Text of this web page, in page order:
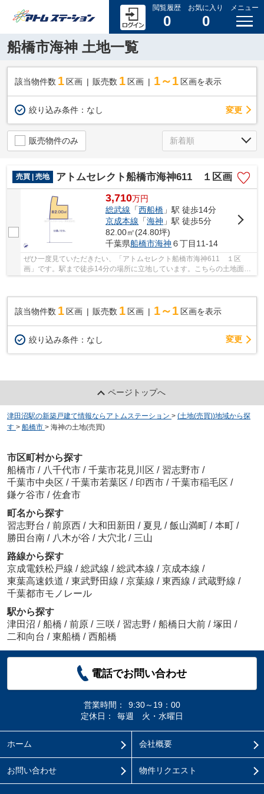
閲覧履歴
0
お気に入り
0
メニュー
船橋市海神 土地一覧
該当物件数 1 区画 販売数 1 区画 1～1 区画を表示
絞り込み条件： なし 変更
販売物件のみ
売買 | 売地 アトムセレクト船橋市海神611 １区画
3,710万円
総武線 「西船橋 」駅 徒歩14分
京成本線 「海神 」駅 徒歩5分
82.00㎡(24.80坪)
千葉県船橋市海神 ６丁目11-14
ぜひ一度見ていただきたい、「アトムセレクト船橋市海神611 １区
画」です。駅まで徒歩14分の場所に立地しています。こちらの土地面積
該当物件数 1 区画 販売数 1 区画 1～1 区画を表示
絞り込み条件： なし 変更
ページトップへ
津田沼駅の新築戸建て情報ならアトムステーション > (土地(売買))地域から探
す > 船橋市 > 海神の土地(売買)
市区町村から探す
船橋市 / 八千代市 / 千葉市花見川区 / 習志野市 /
千葉市中央区 / 千葉市若葉区 / 印西市 / 千葉市稲毛区 /
鎌ケ谷市 / 佐倉市
町名から探す
習志野台 / 前原西 / 大和田新田 / 夏見 / 飯山満町 / 本町 /
勝田台南 / 八木が谷 / 大穴北 / 三山
路線から探す
京成電鉄松戸線 / 総武線 / 総武本線 / 京成本線 /
東葉高速鉄道 / 東武野田線 / 京葉線 / 東西線 / 武蔵野線 /
千葉都市モノレール
駅から探す
津田沼 / 船橋 / 前原 / 三咲 / 習志野 / 船橋日大前 / 塚田 /
二和向台 / 東船橋 / 西船橋
電話でお問い合わせ
営業時間：
9:30～19：00
定休日：
毎週 火・水曜日
ホーム 会社概要
お問い合わせ 物件リクエスト